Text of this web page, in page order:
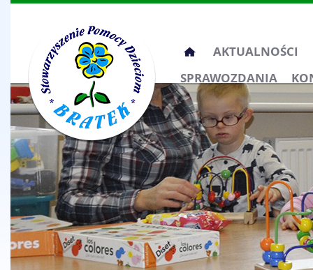
Przeskocz
do
treści
AKTUALNOŚCI
SPRAWOZDANIA